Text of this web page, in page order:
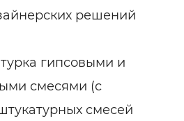
решений
гипсовыми и
смесями (с
смесей